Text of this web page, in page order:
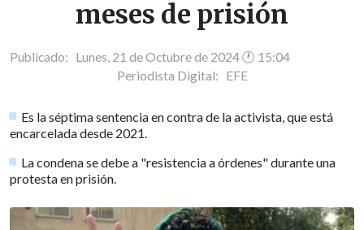
meses de prisión
Publicado: Lunes, 21 de Octubre de 2024 🕐 15:04
Periodista Digital: EFE
Es la séptima sentencia en contra de la activista, que está
encarcelada desde 2021.
La condena se debe a "resistencia a órdenes" durante una
protesta en prisión.